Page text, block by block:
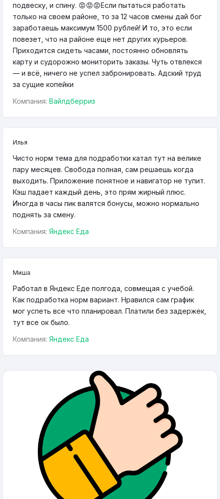
подвеску, и спину. 😡😡😡Если пытаться работать
только на своем районе, то за 12 часов смены дай бог
заработаешь максимум 1500 рублей! И то, это если
повезет, что на районе еще нет других курьеров.
Приходится сидеть часами, постоянно обновлять
карту и судорожно мониторить заказы. Чуть отвлекся
— и всё, ничего не успел забронировать. Адский труд
за сущие копейки
Компания: Вайлдберриз
Илья
Чисто норм тема для подработки катал тут на велике
пару месяцев. Свобода полная, сам решаешь когда
выходить. Приложение понятное и навигатор не тупит.
Кэш падает каждый день, это прям жирный плюс.
Иногда в часы пик валятся бонусы, можно нормально
поднять за смену.
Компания: Яндекс Еда
Миша
Работал в Яндекс Еде полгода, совмещая с учебой.
Как подработка норм вариант. Нравился сам график
мог успеть все что планировал. Платили без задержек,
тут все ок было.
Компания: Яндекс Еда